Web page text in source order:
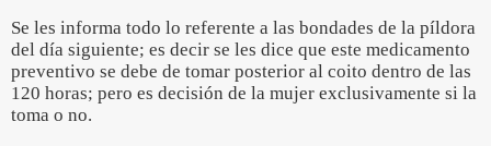
Se les informa todo lo referente a las bondades de la píldora
del día siguiente; es decir se les dice que este medicamento
preventivo se debe de tomar posterior al coito dentro de las
120 horas; pero es decisión de la mujer exclusivamente si la
toma o no.